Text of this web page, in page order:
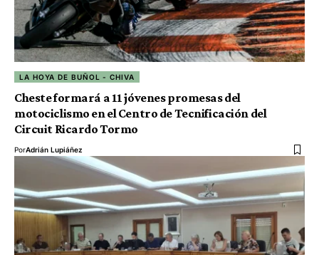
LA HOYA DE BUÑOL - CHIVA
Cheste formará a 11 jóvenes promesas del
motociclismo en el Centro de Tecnificación del
Circuit Ricardo Tormo
PorAdrián Lupiáñez